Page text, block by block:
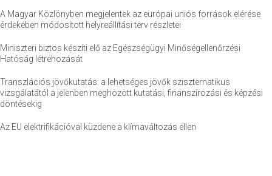
A Magyar Közlönyben megjelentek az európai uniós források elérése
érdekében módosított helyreállítási terv részletei
Miniszteri biztos készíti elő az Egészségügyi Minőségellenőrzési
Hatóság létrehozását
Transzlációs jövőkutatás: a lehetséges jövők szisztematikus
vizsgálatától a jelenben meghozott kutatási, finanszírozási és képzési
döntésekig
Az EU elektrifikációval küzdene a klímaváltozás ellen